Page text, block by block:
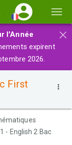
la×
l'Année
expirent
2026.
First
- English 2 Bac